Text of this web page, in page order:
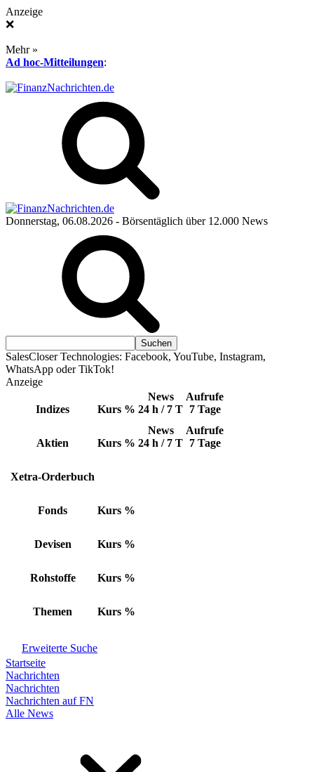
Anzeige
❌
Mehr »
Ad hoc-Mitteilungen:
Donnerstag, 06.08.2026 - Börsentäglich über 12.000 News
SalesCloser Technologies: Facebook, YouTube, Instagram,
WhatsApp oder TikTok!
Anzeige
Indizes Kurs %
News
24 h / 7 T
Aufrufe
7 Tage
Aktien Kurs %
News
24 h / 7 T
Aufrufe
7 Tage
Xetra-Orderbuch
Fonds Kurs %
Devisen Kurs %
Rohstoffe Kurs %
Themen Kurs %
Erweiterte Suche
Startseite
Nachrichten
Nachrichten
Nachrichten auf FN
Alle News